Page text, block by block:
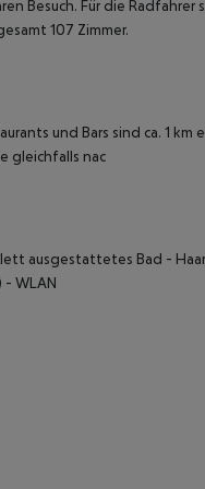
Besuch. Für die Radfahrer
107 Zimmer.
und Bars sind ca. 1 km
gleichfalls nac
ausgestattetes Bad -
WLAN